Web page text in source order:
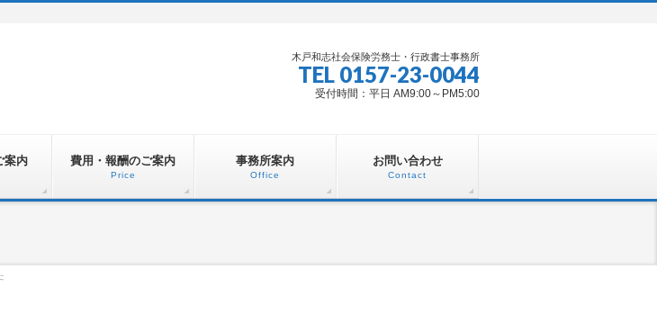
木戸和志社会保険労務士・行政書士事務所
TEL 0157-23-0044
受付時間：平日 AM9:00～PM5:00
案内 費用・報酬のご案内
Price
事務所案内
Office
お問い合わせ
Contact